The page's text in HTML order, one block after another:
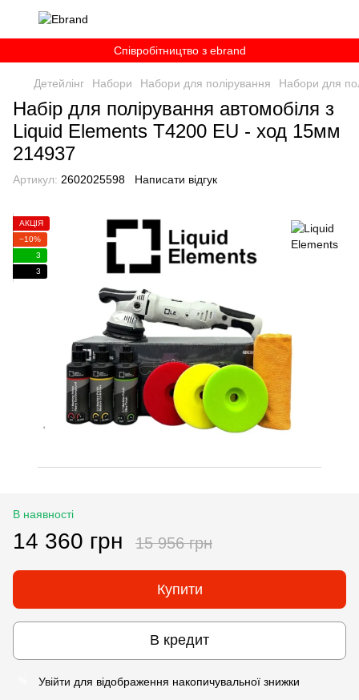
Співробітництво з ebrand
Детейлінг Набори Набори для полірування Набори для
Набір для полірування автомобіля з
Liquid Elements T4200 EU - ход 15мм
214937
Артикул: 2602025598 Написати відгук
АКЦІЯ
−10%
3
3
В наявності
14 360 грн 15 956 грн
Купити
В кредит
Увійти для відображення накопичувальної знижки